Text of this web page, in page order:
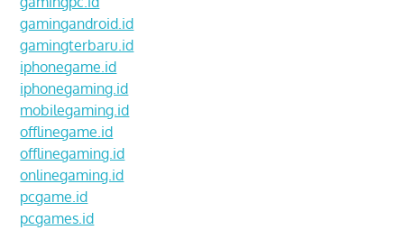
gamingandroid.id
gamingterbaru.id
iphonegame.id
iphonegaming.id
mobilegaming.id
offlinegame.id
offlinegaming.id
onlinegaming.id
pcgame.id
pcgames.id